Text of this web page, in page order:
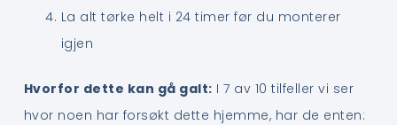
La alt tørke helt i 24 timer før du monterer
igjen
Hvorfor dette kan gå galt: I 7 av 10 tilfeller vi ser
hvor noen har forsøkt dette hjemme, har de enten: